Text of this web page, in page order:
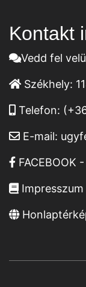
Kontakt
Vedd fel
Székhely:
Telefon:
E-mail:
FACEBOOK
Impresszum